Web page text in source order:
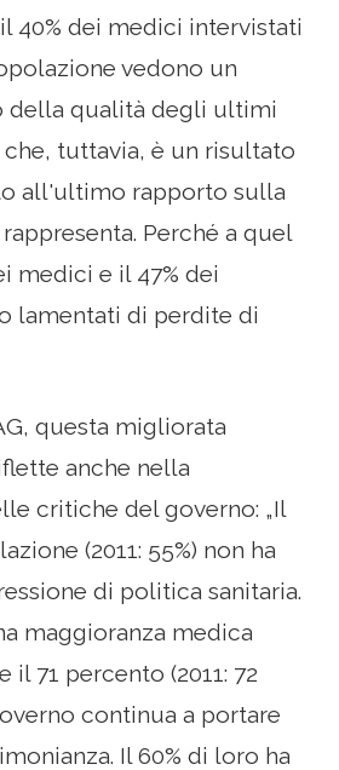
40% dei medici intervistati
vedono un
della qualità degli ultimi
tuttavia, è un risultato
all'ultimo rapporto sulla
Perché a quel
medici e il 47% dei
lamentati di perdite di
questa migliorata
anche nella
critiche del governo: „Il
(2011: 55%) non ha
di politica sanitaria.
maggioranza medica
71 percento (2011: 72
continua a portare
Il 60% di loro ha